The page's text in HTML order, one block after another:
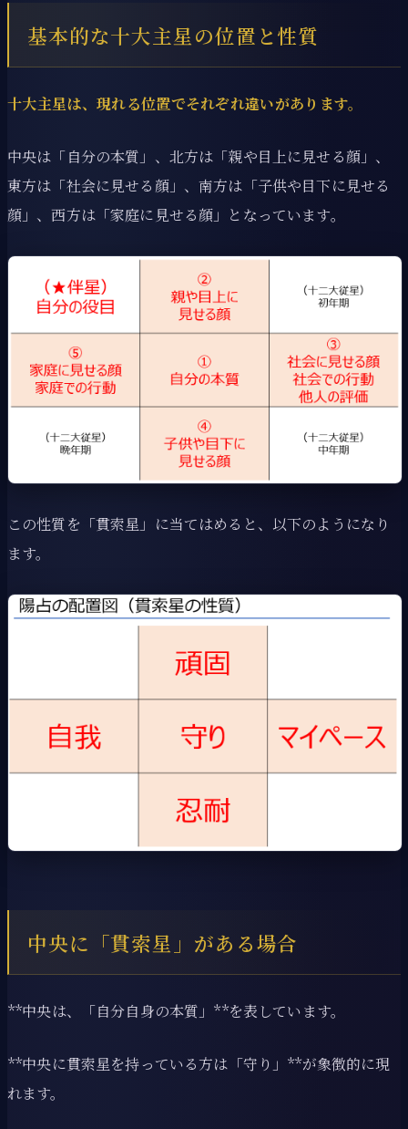
基本的な十大主星の位置と性質
十大主星は、現れる位置でそれぞれ違いがあります。
中央は「自分の本質」、北方は「親や目上に見せる顔」、
東方は「社会に見せる顔」、南方は「子供や目下に見せる
顔」、西方は「家庭に見せる顔」となっています。
この性質を「貫索星」に当てはめると、以下のようになり
ます。
中央に「貫索星」がある場合
**中央は、「自分自身の本質」**を表しています。
**中央に貫索星を持っている方は「守り」**が象徴的に現
れます。